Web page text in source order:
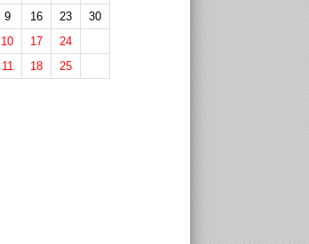
9 16 23
30
10 17
24
11 18 25